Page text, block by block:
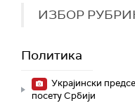
ИЗБОР
Политика
Украјински
посету Србији